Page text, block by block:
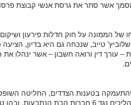
אשר סתר את גרסת אנשי קבוצת
של הממונה על חוק חדלות פירעון
טייב, שנכחה גם היא בדיון, הציעה
– עורך דין ורואה חשבון – אשר ינהלו
בטענות הצדדים, החליטה השופטת
פתיחת הליכים נגד 6 חברות הבת